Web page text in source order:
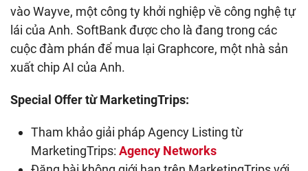
vào Wayve, một công ty khởi nghiệp về công nghệ tự
lái của Anh. SoftBank được cho là đang trong các
cuộc đàm phán để mua lại Graphcore, một nhà sản
xuất chip AI của Anh.
Special Offer từ MarketingTrips:
Tham khảo giải pháp Agency Listing từ
MarketingTrips: Agency Networks